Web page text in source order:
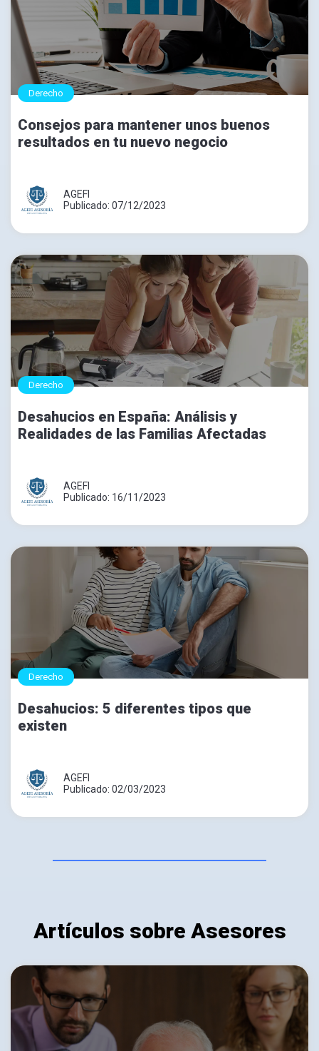
Derecho
Consejos para mantener unos buenos
resultados en tu nuevo negocio
AGEFI
Publicado: 07/12/2023
Derecho
Desahucios en España: Análisis y
Realidades de las Familias Afectadas
AGEFI
Publicado: 16/11/2023
Derecho
Desahucios: 5 diferentes tipos que
existen
AGEFI
Publicado: 02/03/2023
Artículos sobre Asesores